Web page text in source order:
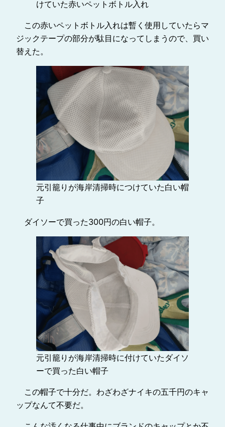
けていた赤いペットボトル入れ
この赤いペットボトル入れは暫く使用していたらマ
ジックテープの部分が駄目になってしまうので、買い
替えた。
元引籠りが海岸清掃時につけていた白い帽
子
ダイソーで買った300円の白い帽子。
元引籠りが海岸清掃時に付けていたダイソ
ーで買った白い帽子
この帽子で十分だ。わざわざナイキの五千円のキャ
ップなんて不要だ。